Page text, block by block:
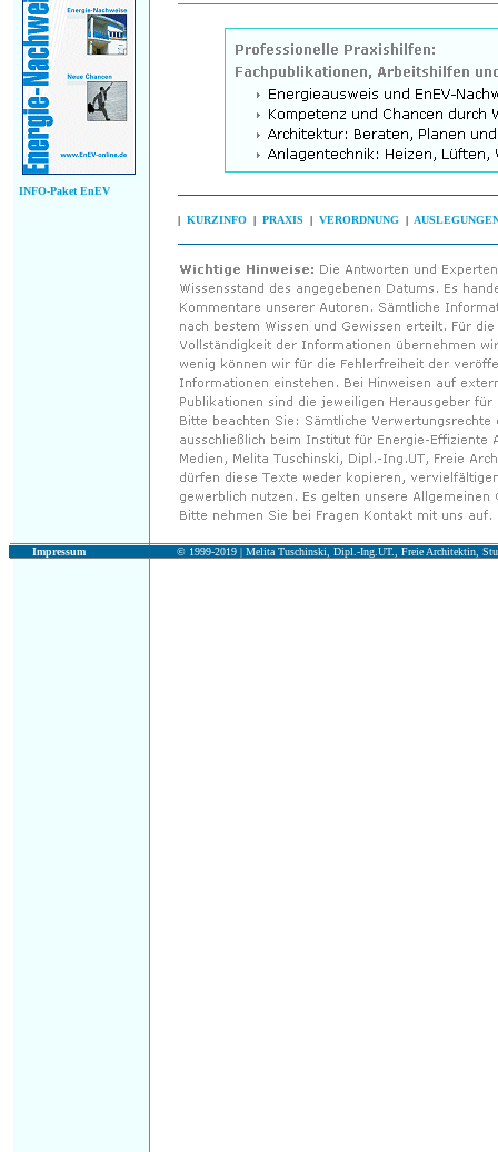
INFO-Paket EnEV
| KURZINFO | PRAXIS | VERORDNUNG |
Impressum © 1999-2019 | Melita Tuschinski, Dipl.-Ing.UT., Freie Architektin,